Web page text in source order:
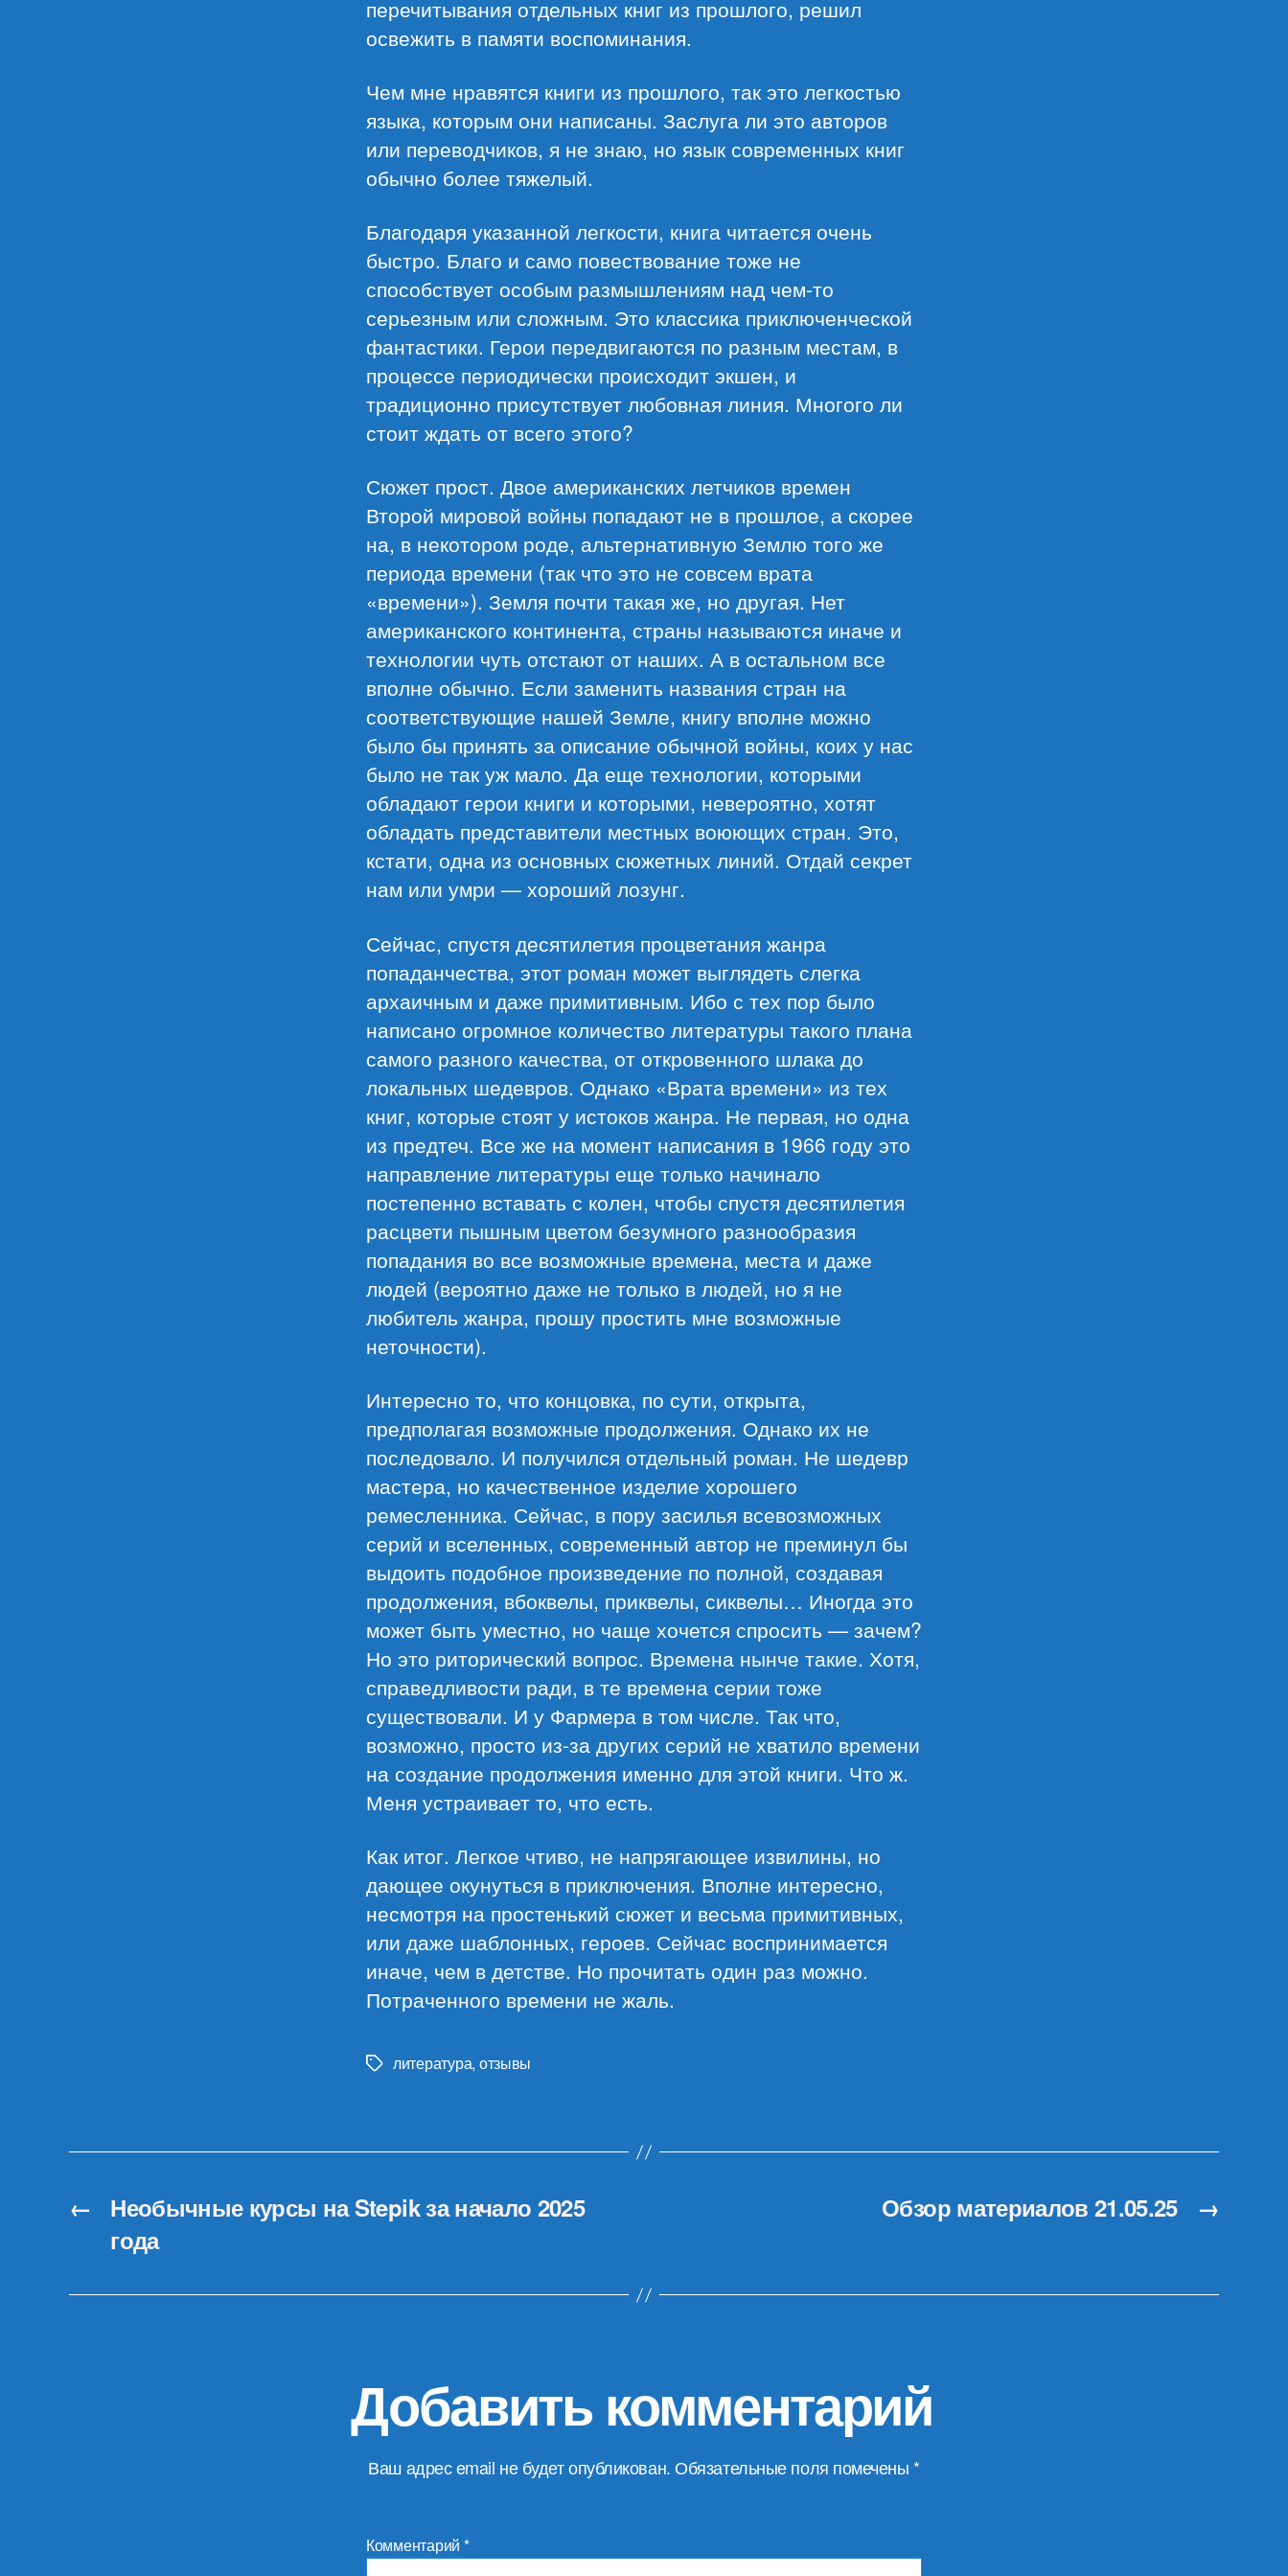
перечитывания отдельных книг из прошлого, решил
освежить в памяти воспоминания.
Чем мне нравятся книги из прошлого, так это легкостью
языка, которым они написаны. Заслуга ли это авторов
или переводчиков, я не знаю, но язык современных книг
обычно более тяжелый.
Благодаря указанной легкости, книга читается очень
быстро. Благо и само повествование тоже не
способствует особым размышлениям над чем-то
серьезным или сложным. Это классика приключенческой
фантастики. Герои передвигаются по разным местам, в
процессе периодически происходит экшен, и
традиционно присутствует любовная линия. Многого ли
стоит ждать от всего этого?
Сюжет прост. Двое американских летчиков времен
Второй мировой войны попадают не в прошлое, а скорее
на, в некотором роде, альтернативную Землю того же
периода времени (так что это не совсем врата
«времени»). Земля почти такая же, но другая. Нет
американского континента, страны называются иначе и
технологии чуть отстают от наших. А в остальном все
вполне обычно. Если заменить названия стран на
соответствующие нашей Земле, книгу вполне можно
было бы принять за описание обычной войны, коих у нас
было не так уж мало. Да еще технологии, которыми
обладают герои книги и которыми, невероятно, хотят
обладать представители местных воюющих стран. Это,
кстати, одна из основных сюжетных линий. Отдай секрет
нам или умри — хороший лозунг.
Сейчас, спустя десятилетия процветания жанра
попаданчества, этот роман может выглядеть слегка
архаичным и даже примитивным. Ибо с тех пор было
написано огромное количество литературы такого плана
самого разного качества, от откровенного шлака до
локальных шедевров. Однако «Врата времени» из тех
книг, которые стоят у истоков жанра. Не первая, но одна
из предтеч. Все же на момент написания в 1966 году это
направление литературы еще только начинало
постепенно вставать с колен, чтобы спустя десятилетия
расцвети пышным цветом безумного разнообразия
попадания во все возможные времена, места и даже
людей (вероятно даже не только в людей, но я не
любитель жанра, прошу простить мне возможные
неточности).
Интересно то, что концовка, по сути, открыта,
предполагая возможные продолжения. Однако их не
последовало. И получился отдельный роман. Не шедевр
мастера, но качественное изделие хорошего
ремесленника. Сейчас, в пору засилья всевозможных
серий и вселенных, современный автор не преминул бы
выдоить подобное произведение по полной, создавая
продолжения, вбоквелы, приквелы, сиквелы… Иногда это
может быть уместно, но чаще хочется спросить — зачем?
Но это риторический вопрос. Времена нынче такие. Хотя,
справедливости ради, в те времена серии тоже
существовали. И у Фармера в том числе. Так что,
возможно, просто из-за других серий не хватило времени
на создание продолжения именно для этой книги. Что ж.
Меня устраивает то, что есть.
Как итог. Легкое чтиво, не напрягающее извилины, но
дающее окунуться в приключения. Вполне интересно,
несмотря на простенький сюжет и весьма примитивных,
или даже шаблонных, героев. Сейчас воспринимается
иначе, чем в детстве. Но прочитать один раз можно.
Потраченного времени не жаль.
Меткилитература, отзывы
←
Необычные курсы на Stepik за начало 2025
года
→
Обзор материалов 21.05.25
Добавить комментарий
Ваш адрес email не будет опубликован. Обязательные поля помечены *
Комментарий *